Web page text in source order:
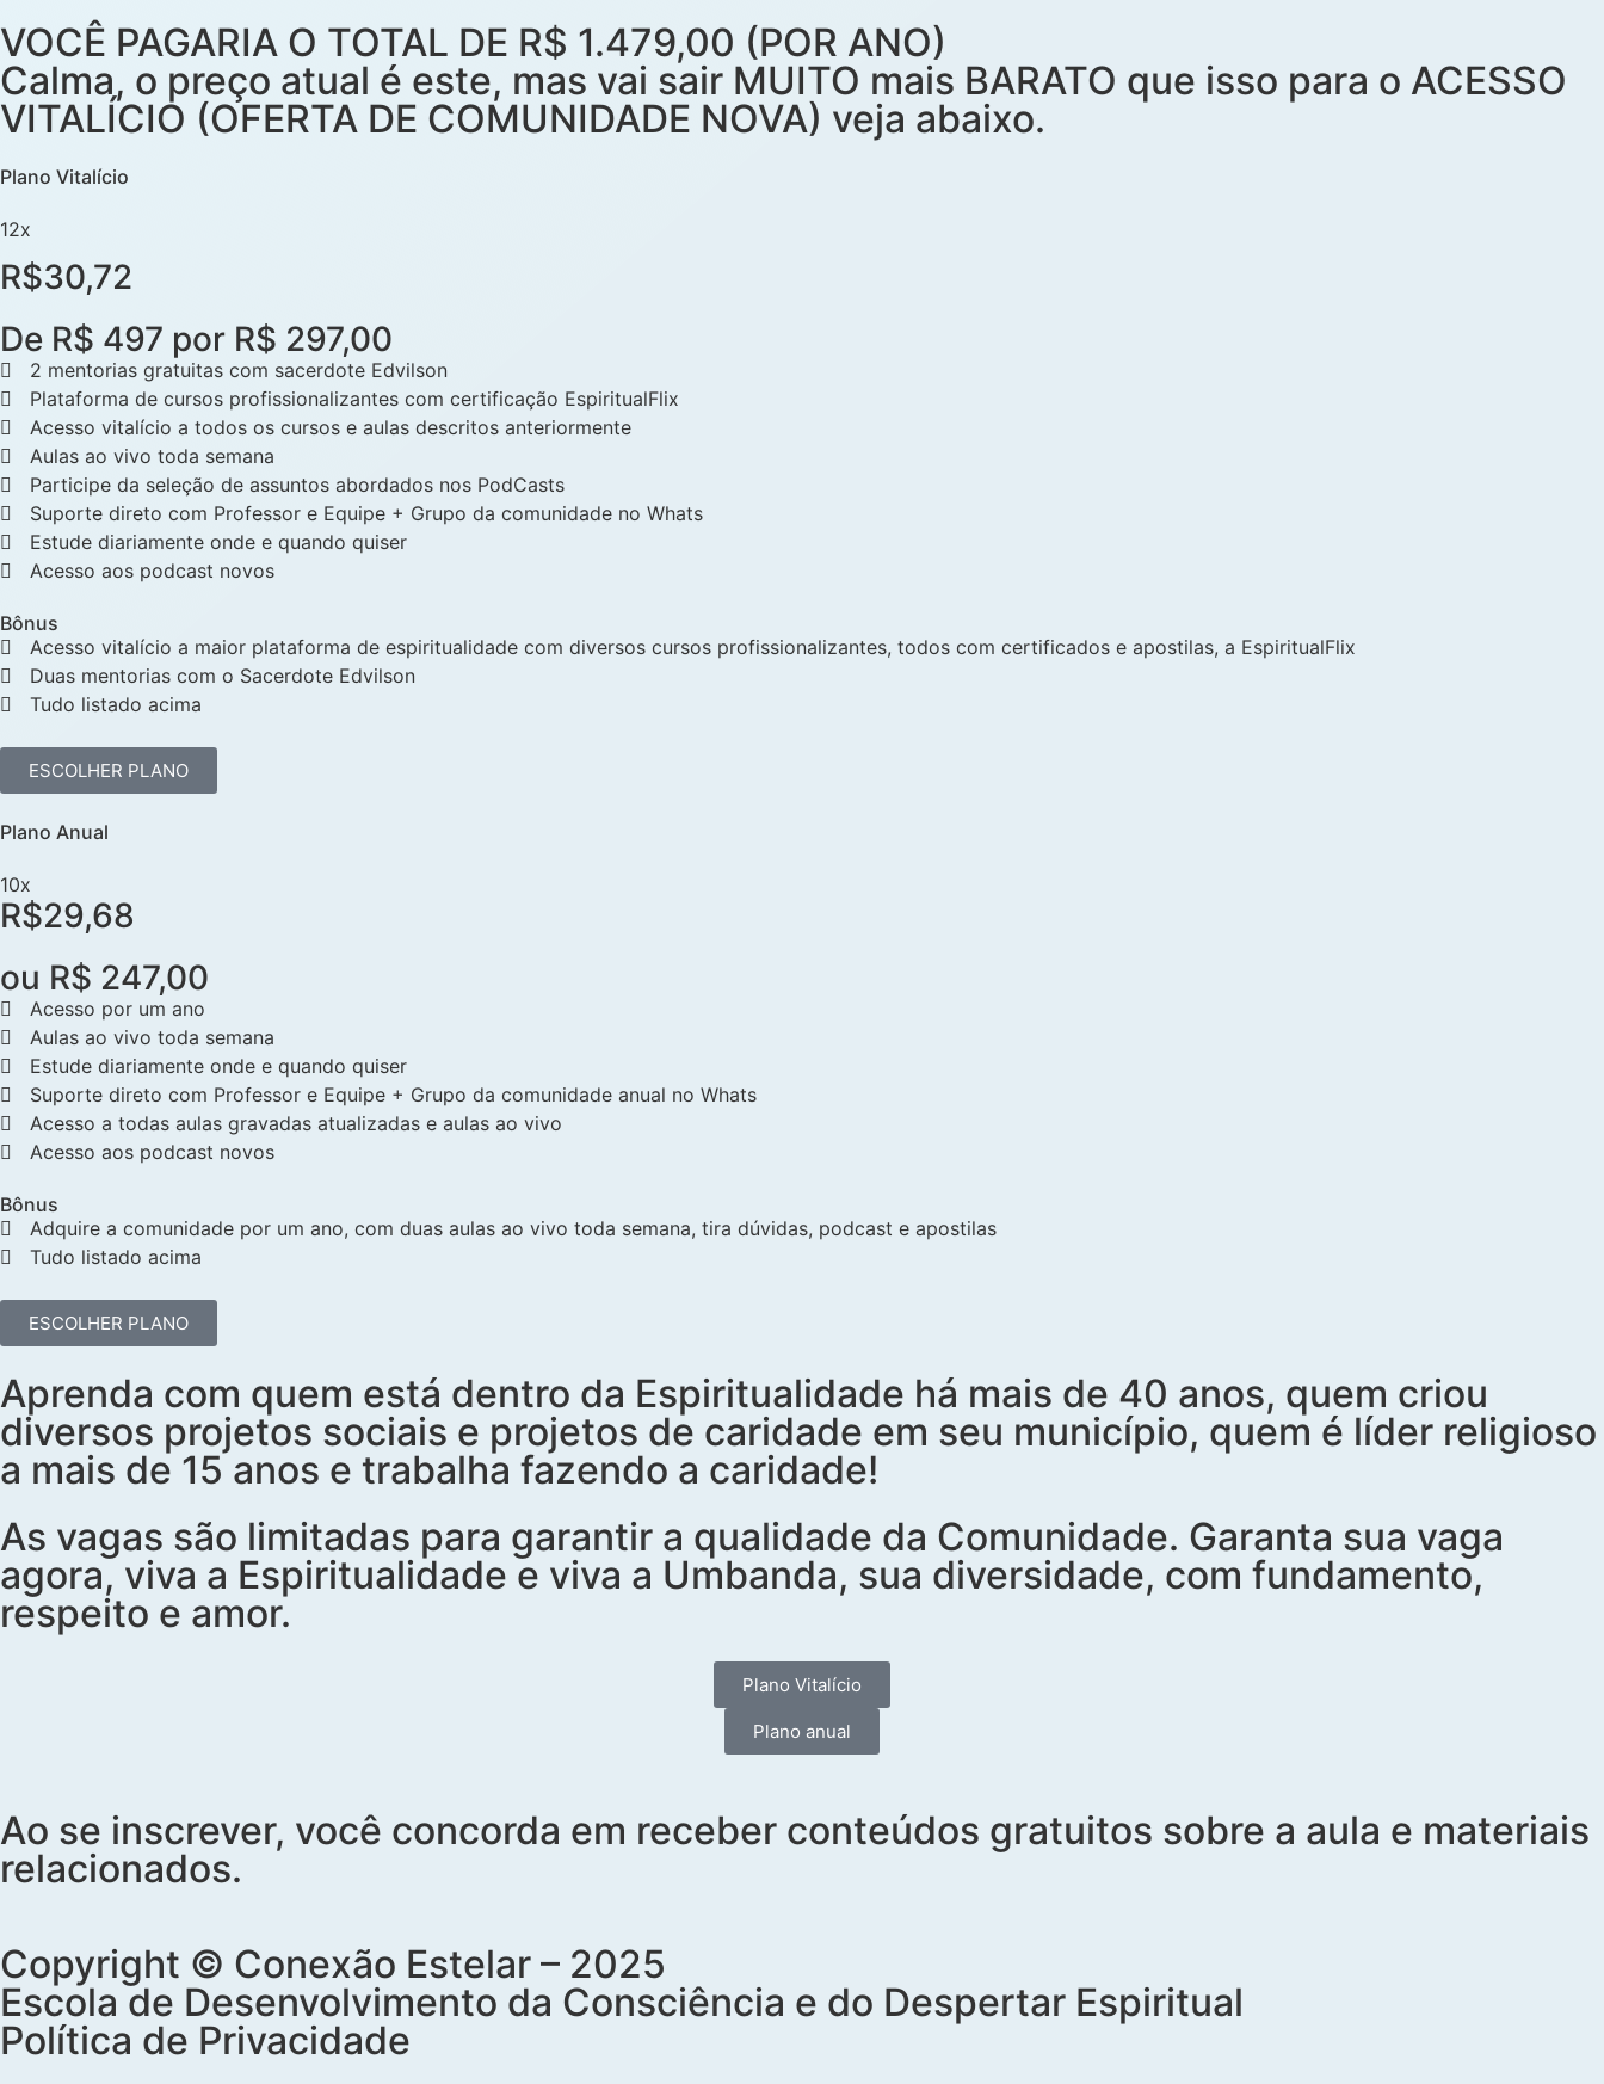
VOCÊ PAGARIA O TOTAL DE R$ 1.479,00 (POR ANO)
Calma, o preço atual é este, mas vai sair MUITO mais BARATO que isso para o ACESSO
VITALÍCIO (OFERTA DE COMUNIDADE NOVA) veja abaixo.
Plano Vitalício
12x
R$30,72
De R$ 497 por R$ 297,00
2 mentorias gratuitas com sacerdote Edvilson
Plataforma de cursos profissionalizantes com certificação EspiritualFlix
Acesso vitalício a todos os cursos e aulas descritos anteriormente
Aulas ao vivo toda semana
Participe da seleção de assuntos abordados nos PodCasts
Suporte direto com Professor e Equipe + Grupo da comunidade no Whats
Estude diariamente onde e quando quiser
Acesso aos podcast novos
Bônus
Acesso vitalício a maior plataforma de espiritualidade com diversos cursos profissionalizantes, todos com certificados e apostilas, a EspiritualFlix
Duas mentorias com o Sacerdote Edvilson
Tudo listado acima
ESCOLHER PLANO
Plano Anual
10x
R$29,68
ou R$ 247,00
Acesso por um ano
Aulas ao vivo toda semana
Estude diariamente onde e quando quiser
Suporte direto com Professor e Equipe + Grupo da comunidade anual no Whats
Acesso a todas aulas gravadas atualizadas e aulas ao vivo
Acesso aos podcast novos
Bônus
Adquire a comunidade por um ano, com duas aulas ao vivo toda semana, tira dúvidas, podcast e apostilas
Tudo listado acima
ESCOLHER PLANO
Aprenda com quem está dentro da Espiritualidade há mais de 40 anos, quem criou
diversos projetos sociais e projetos de caridade em seu município, quem é líder religioso
a mais de 15 anos e trabalha fazendo a caridade!
As vagas são limitadas para garantir a qualidade da Comunidade. Garanta sua vaga
agora, viva a Espiritualidade e viva a Umbanda, sua diversidade, com fundamento,
respeito e amor.
Plano Vitalício
Plano anual
Ao se inscrever, você concorda em receber conteúdos gratuitos sobre a aula e materiais
relacionados.
Copyright © Conexão Estelar – 2025
Escola de Desenvolvimento da Consciência e do Despertar Espiritual
Política de Privacidade